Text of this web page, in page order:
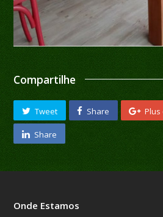
Compartilhe
Tweet Share Plus
Share
Onde Estamos